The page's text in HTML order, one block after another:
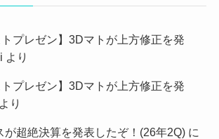
トプレゼン】3Dマトが上方修正を発
より
トプレゼン】3Dマトが上方修正を発
より
が超絶決算を発表したぞ！(26年2Q)に